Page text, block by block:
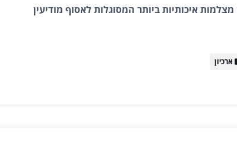
איכותיות ביותר המסוגלות לאסוף מודיעין
ארכיון